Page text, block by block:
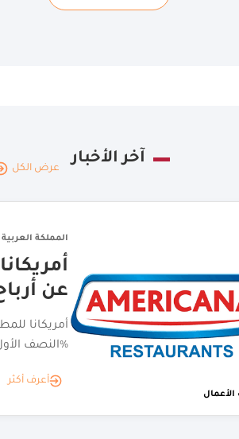
آخر الأخبار
عرض الكل
المملكة
اختتام
تجارية مانحة